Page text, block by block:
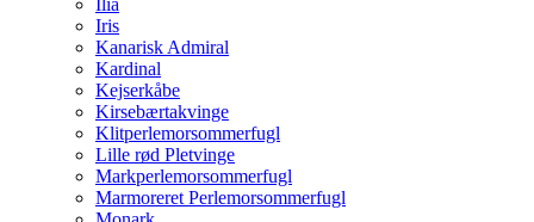
Iris
Kanarisk Admiral
Kardinal
Kejserkåbe
Kirsebærtakvinge
Klitperlemorsommerfugl
Lille rød Pletvinge
Markperlemorsommerfugl
Marmoreret Perlemorsommerfugl